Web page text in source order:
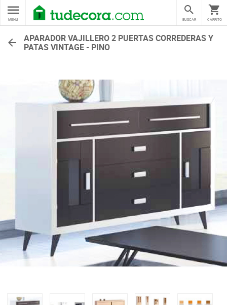
MENU CARRITO
BUSCAR
APARADOR VAJILLERO 2 PUERTAS CORREDERAS Y
PATAS VINTAGE - PINO